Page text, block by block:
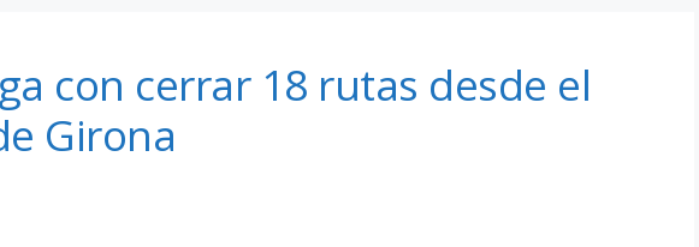
con cerrar 18 rutas desde el
Girona